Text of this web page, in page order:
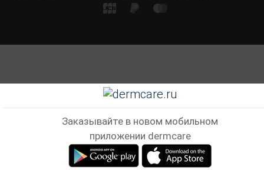
Заказывайте в новом мобильном
приложении dermcare